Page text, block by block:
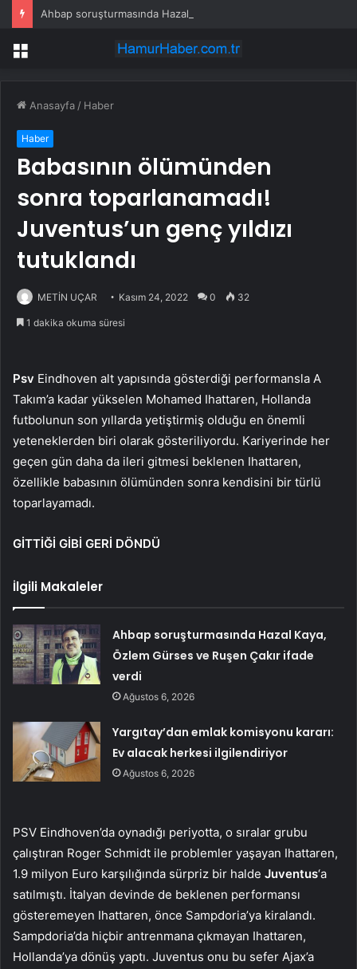
Menü
Anasayfa / Haber
Haber
Babasının ölümünden
sonra toparlanamadı!
Juventus’un genç yıldızı
tutuklandı
METİN UÇAR Kasım 24, 2022 0 32
1 dakika okuma süresi
Psv Eindhoven alt yapısında gösterdiği performansla A
Takım’a kadar yükselen Mohamed Ihattaren, Hollanda
futbolunun son yıllarda yetiştirmiş olduğu en önemli
yeteneklerden biri olarak gösteriliyordu. Kariyerinde her
geçen gün daha da ileri gitmesi beklenen Ihattaren,
özellikle babasının ölümünden sonra kendisini bir türlü
toparlayamadı.
GİTTİĞİ GİBİ GERİ DÖNDÜ
İlgili Makaleler
Ahbap soruşturmasında Hazal Kaya,
Özlem Gürses ve Ruşen Çakır ifade
verdi
Ağustos 6, 2026
Yargıtay’dan emlak komisyonu kararı:
Ev alacak herkesi ilgilendiriyor
Ağustos 6, 2026
PSV Eindhoven’da oynadığı periyotta, o sıralar grubu
çalıştıran Roger Schmidt ile problemler yaşayan Ihattaren,
1.9 milyon Euro karşılığında sürpriz bir halde Juventus‘a
satılmıştı. İtalyan devinde de beklenen performansı
gösteremeyen Ihattaren, önce Sampdoria’ya kiralandı.
Sampdoria’da hiçbir antrenmana çıkmayan Ihattaren,
Hollanda’ya dönüş yaptı. Juventus onu bu sefer Ajax’a